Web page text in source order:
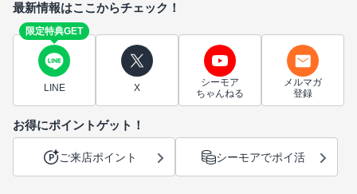
最新情報はここからチェック！
限定特典GET
LINE X
シーモア
ちゃんねる
メルマガ
登録
お得にポイントゲット！
ご来店ポイント シーモアでポイ活